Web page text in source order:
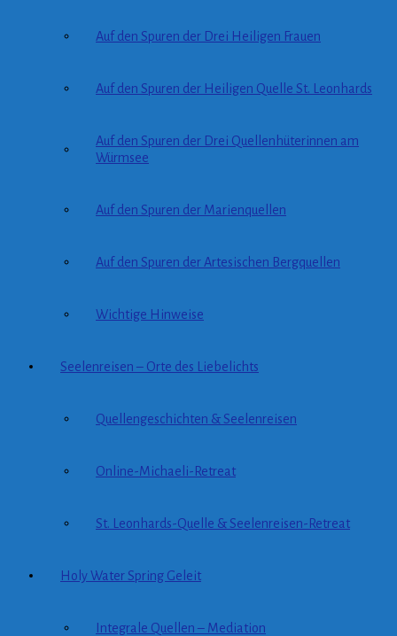
Auf den Spuren der Drei Heiligen Frauen
Auf den Spuren der Heiligen Quelle St. Leonhards
Auf den Spuren der Drei Quellenhüterinnen am
Würmsee
Auf den Spuren der Marienquellen
Auf den Spuren der Artesischen Bergquellen
Wichtige Hinweise
Seelenreisen – Orte des Liebelichts
Quellengeschichten & Seelenreisen
Online-Michaeli-Retreat
St. Leonhards-Quelle & Seelenreisen-Retreat
Holy Water Spring Geleit
Integrale Quellen – Mediation